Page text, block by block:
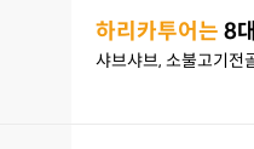
하리카투어는 8
샤브샤브, 소불고기전